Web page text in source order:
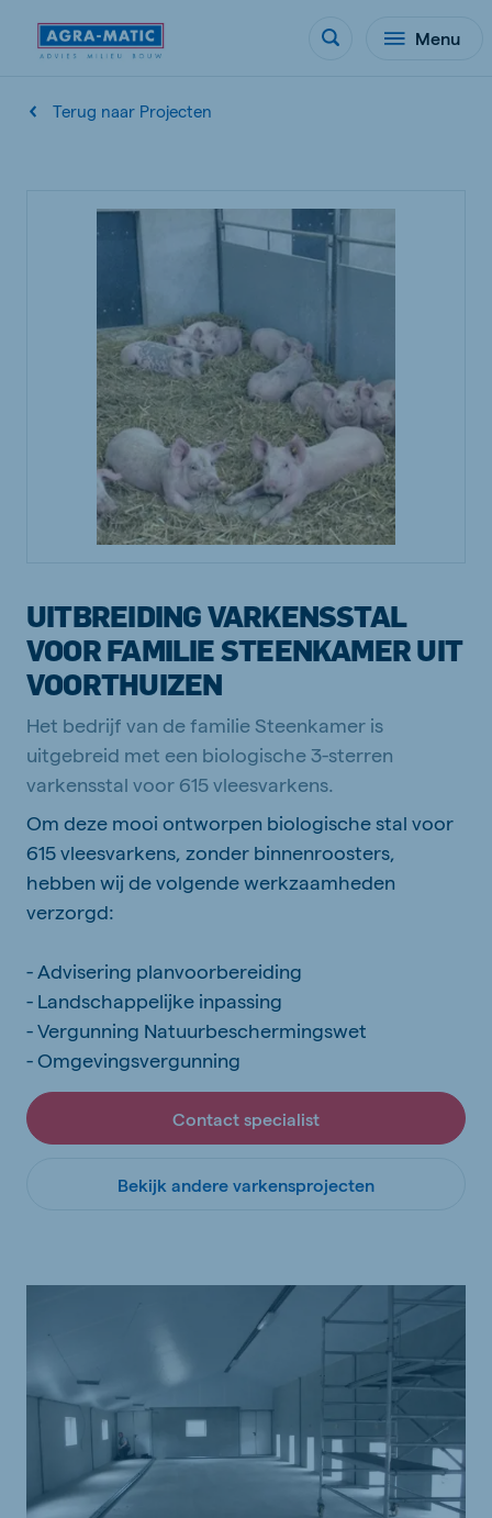
Menu
Terug naar Projecten
UITBREIDING VARKENSSTAL
VOOR FAMILIE STEENKAMER UIT
VOORTHUIZEN
Het bedrijf van de familie Steenkamer is
uitgebreid met een biologische 3-sterren
varkensstal voor 615 vleesvarkens.
Om deze mooi ontworpen biologische stal voor
615 vleesvarkens, zonder binnenroosters,
hebben wij de volgende werkzaamheden
verzorgd:
- Advisering planvoorbereiding
- Landschappelijke inpassing
- Vergunning Natuurbeschermingswet
- Omgevingsvergunning
Contact specialist
Bekijk andere varkensprojecten